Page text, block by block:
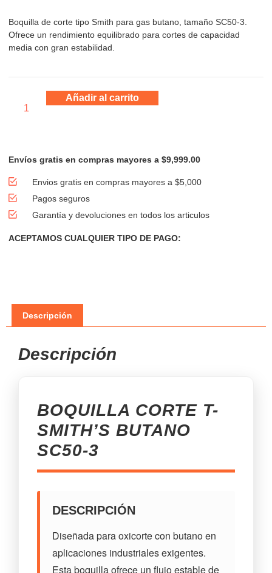
Boquilla de corte tipo Smith para gas butano, tamaño SC50-3.
Ofrece un rendimiento equilibrado para cortes de capacidad
media con gran estabilidad.
Añadir al carrito
Envíos gratis en compras mayores a $9,999.00
Envios gratis en compras mayores a $5,000
Pagos seguros
Garantía y devoluciones en todos los articulos
ACEPTAMOS CUALQUIER TIPO DE PAGO:
Descripción
Descripción
BOQUILLA CORTE T-
SMITH’S BUTANO
SC50-3
DESCRIPCIÓN
Diseñada para oxicorte con butano en
aplicaciones industriales exigentes.
Esta boquilla ofrece un flujo estable de